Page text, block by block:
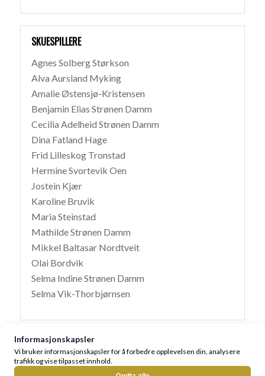
SKUESPILLERE
Agnes Solberg Størkson
Alva Aursland Myking
Amalie Østensjø-Kristensen
Benjamin Elias Strønen Damm
Cecilia Adelheid Strønen Damm
Dina Fatland Hage
Frid Lilleskog Tronstad
Hermine Svortevik Oen
Jostein Kjær
Karoline Bruvik
Maria Steinstad
Mathilde Strønen Damm
Mikkel Baltasar Nordtveit
Olai Bordvik
Selma Indine Strønen Damm
Selma Vik-Thorbjørnsen